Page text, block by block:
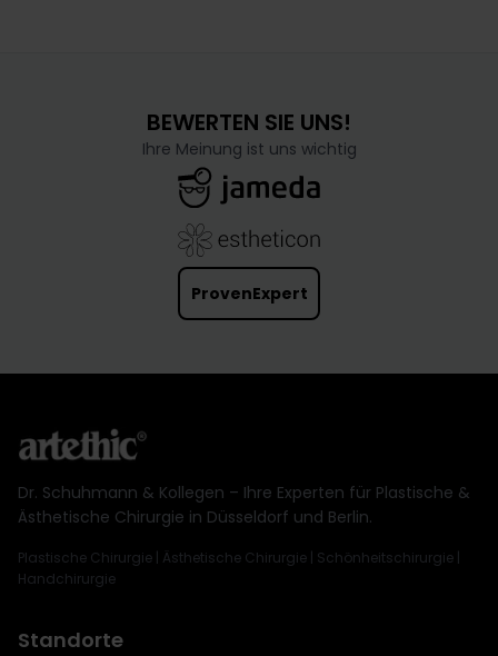
BEWERTEN SIE UNS!
Ihre Meinung ist uns wichtig
ProvenExpert
Dr. Schuhmann & Kollegen – Ihre Experten für Plastische &
Ästhetische Chirurgie in Düsseldorf und Berlin.
Plastische Chirurgie | Ästhetische Chirurgie | Schönheitschirurgie |
Handchirurgie
Standorte